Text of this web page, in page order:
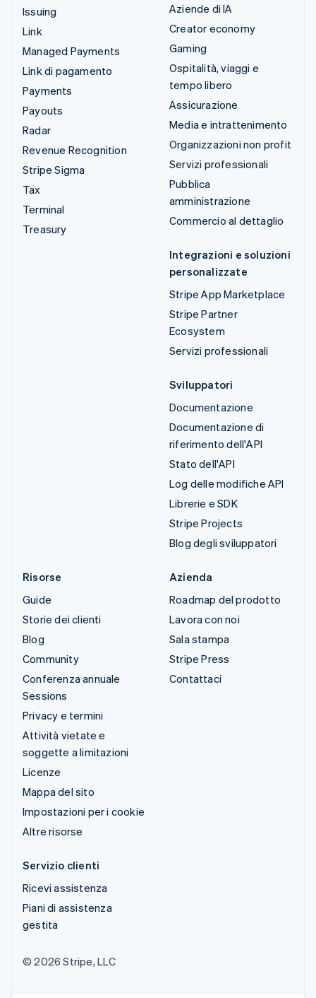
Issuing
Link
Managed Payments
Link di pagamento
Payments
Payouts
Radar
Revenue Recognition
Stripe Sigma
Tax
Terminal
Treasury
Aziende di IA
Creator economy
Gaming
Ospitalità, viaggi e
tempo libero
Assicurazione
Media e intrattenimento
Organizzazioni non profit
Servizi professionali
Pubblica
amministrazione
Commercio al dettaglio
Integrazioni e soluzioni
personalizzate
Stripe App Marketplace
Stripe Partner
Ecosystem
Servizi professionali
Sviluppatori
Documentazione
Documentazione di
riferimento dell'API
Stato dell'API
Log delle modifiche API
Librerie e SDK
Stripe Projects
Blog degli sviluppatori
Risorse
Guide
Storie dei clienti
Blog
Community
Conferenza annuale
Sessions
Privacy e termini
Attività vietate e
soggette a limitazioni
Licenze
Mappa del sito
Impostazioni per i cookie
Altre risorse
Azienda
Roadmap del prodotto
Lavora con noi
Sala stampa
Stripe Press
Contattaci
Servizio clienti
Ricevi assistenza
Piani di assistenza
gestita
© 2026 Stripe, LLC